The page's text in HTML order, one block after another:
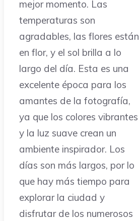
mejor momento. Las
temperaturas son
agradables, las flores están
en flor, y el sol brilla a lo
largo del día. Esta es una
excelente época para los
amantes de la fotografía,
ya que los colores vibrantes
y la luz suave crean un
ambiente inspirador. Los
días son más largos, por lo
que hay más tiempo para
explorar la ciudad y
disfrutar de los numerosos